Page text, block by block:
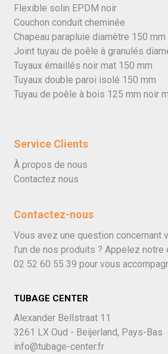
Flexible solin EPDM noir
Couchon conduit cheminée
Chapeau parapluie diamètre 150 mm
Joint tuyau de poêle à granulés
Tuyaux émaillés noir mat 150 mm
Tuyaux double paroi isolé 150 mm
Tuyau de poêle à bois 125 mm noir
Service Clients
À propos de nous
Contactez nous
Contactez-nous
Vous avez une question concernant
l'un de nos produits ? Appelez notre
02 52 60 55 39 pour vous
TUBAGE CENTER
Alexander Bellstraat 11
3261 LX Oud - Beijerland, Pays-Bas
info@tubage-center.fr